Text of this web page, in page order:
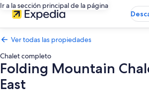
Ir a la sección principal de la página
Ver todas las propiedades
Chalet completo
Folding Mountain
East